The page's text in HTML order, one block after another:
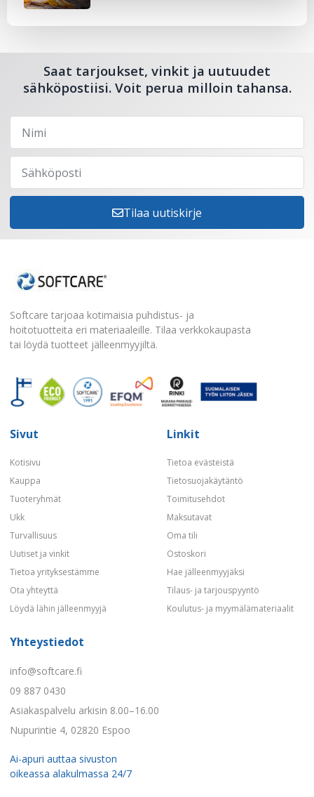
Saat tarjoukset, vinkit ja uutuudet
sähköpostiisi. Voit perua milloin tahansa.
Tilaa uutiskirje
Softcare tarjoaa kotimaisia puhdistus- ja
hoitotuotteita eri materiaaleille. Tilaa verkkokaupasta
tai löydä tuotteet jälleenmyyjiltä.
Sivut
Kotisivu
Kauppa
Tuoteryhmät
Ukk
Turvallisuus
Uutiset ja vinkit
Tietoa yrityksestämme
Ota yhteyttä
Löydä lähin jälleenmyyjä
Linkit
Tietoa evästeistä
Tietosuojakäytäntö
Toimitusehdot
Maksutavat
Oma tili
Ostoskori
Hae jälleenmyyjäksi
Tilaus- ja tarjouspyyntö
Koulutus- ja myymälämateriaalit
Yhteystiedot
info@softcare.fi
09 887 0430
Asiakaspalvelu arkisin 8.00–16.00
Nupurintie 4, 02820 Espoo
Ai-apuri auttaa sivuston
oikeassa alakulmassa 24/7